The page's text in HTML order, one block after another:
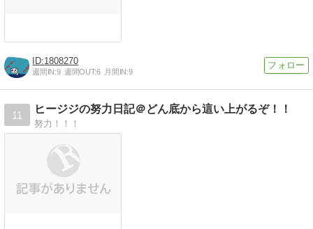
1808270
週間IN:9 週間OUT:6 月間IN:9
11
ヒージジの努力日記＠どん底から這い上がるぞ！！
努力！！！